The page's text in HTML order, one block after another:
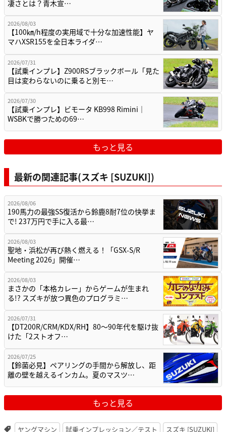
凄さとは？青木宣…
2026/08/03
【100㎞/h程度の実用域で十分な加速性能】ヤ
マハXSR155を全日本ライダ…
2026/07/31
【試乗インプレ】Z900RSブラックボール「見た
目は変わらないのに乗ると別モ…
2026/07/30
【試乗インプレ】ビモータ KB998 Rimini｜
WSBKで勝つための69…
もっと見る
最新の関連記事(スズキ [SUZUKI])
2026/08/06
190馬力の最強SS復活から鈴鹿8耐7位の快挙ま
で! 237万円で手に入る最…
2026/08/03
聖地・浜松が再び熱く燃える！「GSX-S/R
Meeting 2026」開催…
2026/08/03
まさかの「本格カレー」からゲームが生まれ
る!? スズキが放つ異色のプログラミ…
2026/07/31
【DT200R/CRM/KDX/RH】80〜90年代を駆け抜
けた「2ストオフ…
2026/07/25
【鈴菌必見】ペアリングの手間から解放し、距
離の壁を越えるインカム。夏のマスツ…
もっと見る
ヤングマシン 試乗インプレッション／テスト スズキ [SUZUKI]